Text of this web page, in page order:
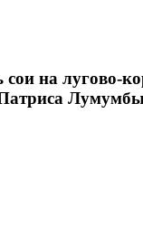
на лугово-